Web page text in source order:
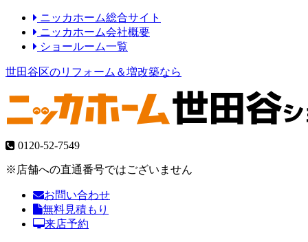
ニッカホーム総合サイト
ニッカホーム会社概要
ショールーム一覧
世田谷区のリフォーム＆増改築なら
0120-52-7549
※店舗への直通番号ではございません
お問い合わせ
無料見積もり
来店予約